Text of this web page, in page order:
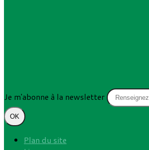
Je m'abonne à la newsletter
OK
Plan du site